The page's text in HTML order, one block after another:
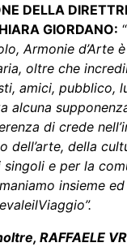
DELLA
GIORDANO: “
Armonie d’Arte
oltre che
amici, pubblico,
alcuna
di crede
dell’arte, della
singoli e per la
insieme
RAFFAELE